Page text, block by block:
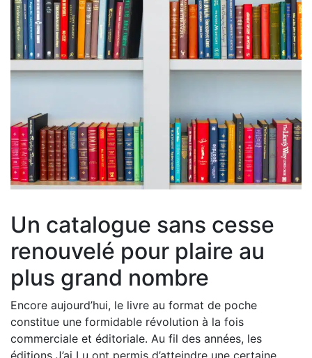
Un catalogue sans cesse
renouvelé pour plaire au
plus grand nombre
Encore aujourd’hui, le livre au format de poche
constitue une formidable révolution à la fois
commerciale et éditoriale. Au fil des années, les
éditions J’ai Lu ont permis d’atteindre une certaine